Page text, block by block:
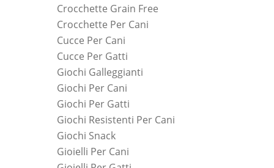
Crocchette Grain Free
Crocchette Per Cani
Cucce Per Cani
Cucce Per Gatti
Giochi Galleggianti
Giochi Per Cani
Giochi Per Gatti
Giochi Resistenti Per Cani
Giochi Snack
Gioielli Per Cani